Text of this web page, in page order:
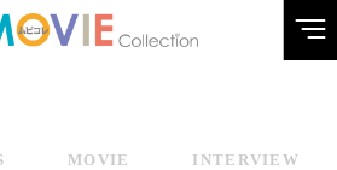
MOVIE INTERVIEW